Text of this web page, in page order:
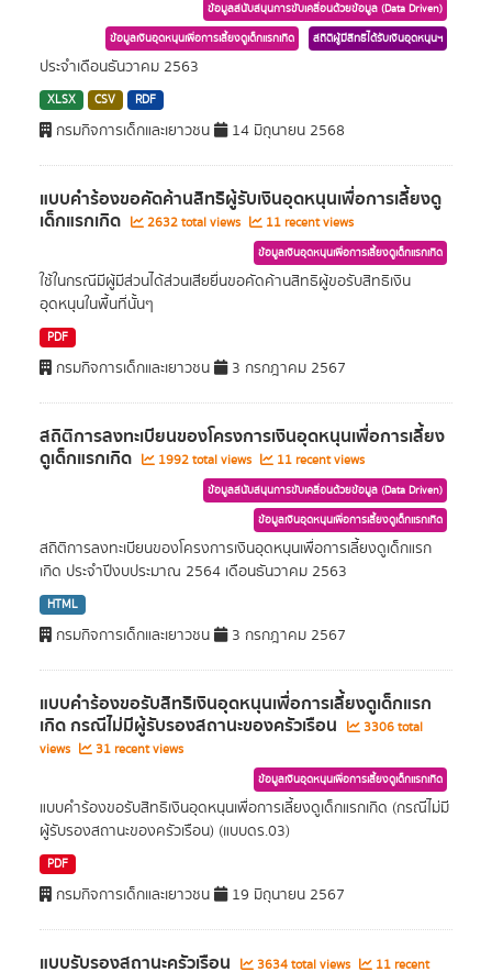
ข้อมูลสนับสนุนการขับเคลื่อนด้วยข้อมูล (Data Driven)
ข้อมูลเงินอุดหนุนเพื่อการเลี้ยงดูเด็กแรกเกิด
สถิติผู้มีสิทธิได้รับเงินอุดหนุนฯ
ประจำเดือนธันวาคม 2563
XLSX CSV RDF
กรมกิจการเด็กและเยาวชน 14 มิถุนายน 2568
แบบคำร้องขอคัดค้านสิทธิผู้รับเงินอุดหนุนเพื่อการเลี้ยงดู
เด็กแรกเกิด 2632 total views 11 recent views
ข้อมูลเงินอุดหนุนเพื่อการเลี้ยงดูเด็กแรกเกิด
ใช้ในกรณีมีผู้มีส่วนได้ส่วนเสียยื่นขอคัดค้านสิทธิผู้ขอรับสิทธิเงิน
อุดหนุนในพื้นที่นั้นๆ
PDF
กรมกิจการเด็กและเยาวชน 3 กรกฎาคม 2567
สถิติการลงทะเบียนของโครงการเงินอุดหนุนเพื่อการเลี้ยง
ดูเด็กแรกเกิด 1992 total views 11 recent views
ข้อมูลสนับสนุนการขับเคลื่อนด้วยข้อมูล (Data Driven)
ข้อมูลเงินอุดหนุนเพื่อการเลี้ยงดูเด็กแรกเกิด
สถิติการลงทะเบียนของโครงการเงินอุดหนุนเพื่อการเลี้ยงดูเด็กแรก
เกิด ประจำปีงบประมาณ 2564 เดือนธันวาคม 2563
HTML
กรมกิจการเด็กและเยาวชน 3 กรกฎาคม 2567
แบบคำร้องขอรับสิทธิเงินอุดหนุนเพื่อการเลี้ยงดูเด็กแรก
เกิด กรณีไม่มีผู้รับรองสถานะของครัวเรือน
3306 total
views
31 recent views
ข้อมูลเงินอุดหนุนเพื่อการเลี้ยงดูเด็กแรกเกิด
แบบคำร้องขอรับสิทธิเงินอุดหนุนเพื่อการเลี้ยงดูเด็กแรกเกิด (กรณีไม่มี
ผู้รับรองสถานะของครัวเรือน) (แบบดร.03)
PDF
กรมกิจการเด็กและเยาวชน 19 มิถุนายน 2567
แบบรับรองสถานะครัวเรือน 3634 total views
11 recent